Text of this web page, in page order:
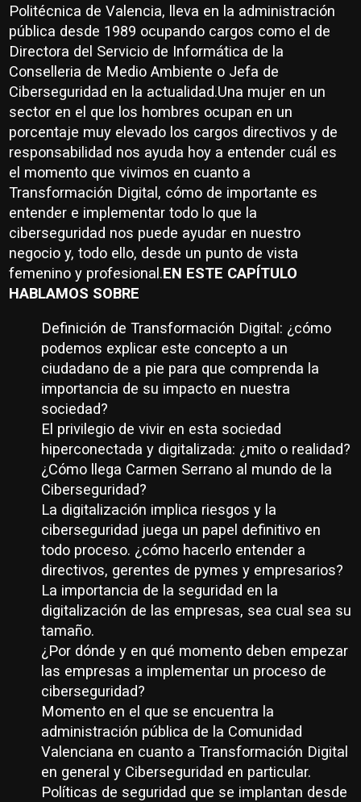
Politécnica de Valencia, lleva en la administración
pública desde 1989 ocupando cargos como el de
Directora del Servicio de Informática de la
Conselleria de Medio Ambiente o Jefa de
Ciberseguridad en la actualidad.Una mujer en un
sector en el que los hombres ocupan en un
porcentaje muy elevado los cargos directivos y de
responsabilidad nos ayuda hoy a entender cuál es
el momento que vivimos en cuanto a
Transformación Digital, cómo de importante es
entender e implementar todo lo que la
ciberseguridad nos puede ayudar en nuestro
negocio y, todo ello, desde un punto de vista
femenino y profesional.EN ESTE CAPÍTULO
HABLAMOS SOBRE
Definición de Transformación Digital: ¿cómo
podemos explicar este concepto a un
ciudadano de a pie para que comprenda la
importancia de su impacto en nuestra
sociedad?
El privilegio de vivir en esta sociedad
hiperconectada y digitalizada: ¿mito o realidad?
¿Cómo llega Carmen Serrano al mundo de la
Ciberseguridad?
La digitalización implica riesgos y la
ciberseguridad juega un papel definitivo en
todo proceso. ¿cómo hacerlo entender a
directivos, gerentes de pymes y empresarios?
La importancia de la seguridad en la
digitalización de las empresas, sea cual sea su
tamaño.
¿Por dónde y en qué momento deben empezar
las empresas a implementar un proceso de
ciberseguridad?
Momento en el que se encuentra la
administración pública de la Comunidad
Valenciana en cuanto a Transformación Digital
en general y Ciberseguridad en particular.
Políticas de seguridad que se implantan desde